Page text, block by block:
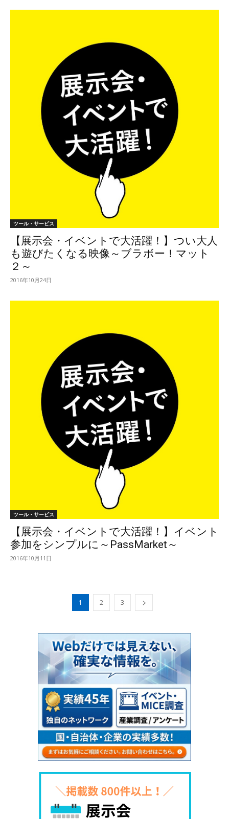
ツール・サービス
【展示会・イベントで大活躍！】つい大人
も遊びたくなる映像～ブラボー！マット
２～
2016年10月24日
ツール・サービス
【展示会・イベントで大活躍！】イベント
参加をシンプルに～PassMarket～
2016年10月11日
1 2 3